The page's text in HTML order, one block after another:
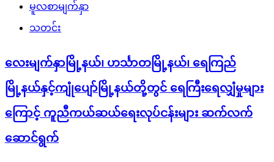
မူလစာမျက်နှာ
သတင်း
လေးမျက်နှာမြို့နယ်၊ ဟင်္သာတမြို့နယ်၊ ရေကြည်
မြို့နယ်နှင့်ကျုံပျော်မြို့နယ်တို့တွင် ရေကြီးရေလျှံမှုများ
ကြောင့် ကူညီကယ်ဆယ်ရေးလုပ်ငန်းများ ဆက်လက်
ဆောင်ရွက်